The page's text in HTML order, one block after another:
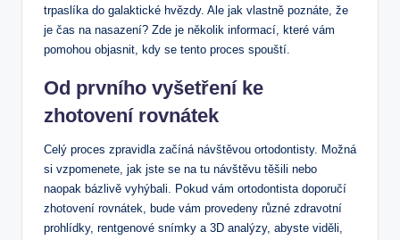
trpaslíka do galaktické hvězdy. Ale jak vlastně poznáte, že
je čas na nasazení? Zde je několik informací, které vám
pomohou objasnit, kdy se tento proces spouští.
Od prvního vyšetření ke
zhotovení rovnátek
Celý proces zpravidla začíná návštěvou ortodontisty. Možná
si vzpomenete, jak jste se na tu návštěvu těšili nebo
naopak bázlivě vyhýbali. Pokud vám ortodontista doporučí
zhotovení rovnátek, bude vám provedeny různé zdravotní
prohlídky, rentgenové snímky a 3D analýzy, abyste viděli,